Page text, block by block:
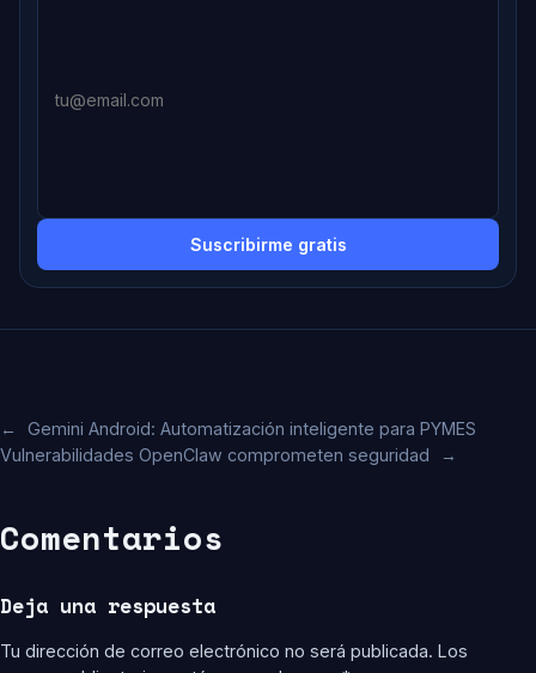
Suscribirme gratis
←
Gemini Android: Automatización inteligente para PYMES
Vulnerabilidades OpenClaw comprometen seguridad
→
Comentarios
Deja una respuesta
Tu dirección de correo electrónico no será publicada. Los